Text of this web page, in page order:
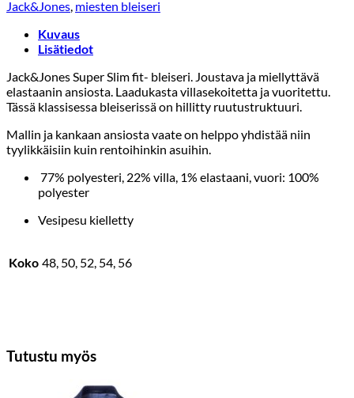
Jack&Jones, miesten bleiseri
Kuvaus
Lisätiedot
Jack&Jones Super Slim fit- bleiseri. Joustava ja miellyttävä
elastaanin ansiosta. Laadukasta villasekoitetta ja vuoritettu.
Tässä klassisessa bleiserissä on hillitty ruutustruktuuri.
Mallin ja kankaan ansiosta vaate on helppo yhdistää niin
tyylikkäisiin kuin rentoihinkin asuihin.
77% polyesteri, 22% villa, 1% elastaani, vuori: 100%
polyester
Vesipesu kielletty
Koko 48, 50, 52, 54, 56
Tutustu myös